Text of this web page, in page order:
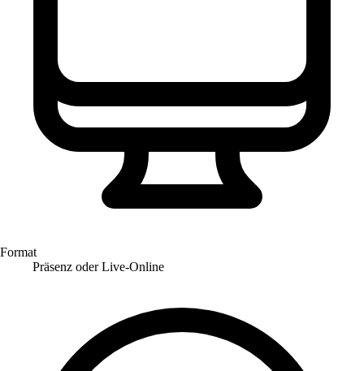
Format
Präsenz oder Live-Online